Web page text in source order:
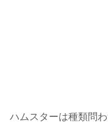
ハムスターは種類問